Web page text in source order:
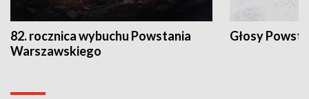
82. rocznica wybuchu Powstania
Warszawskiego
Głosy